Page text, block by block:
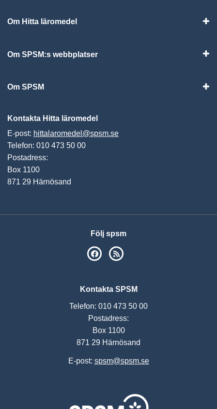
Om Hitta läromedel
Om SPSM:s webbplatser
Om SPSM
Kontakta Hitta läromedel
E-post: hittalaromedel@spsm.se
Telefon: 010 473 50 00
Postadress:
Box 1100
871 29 Härnösand
Följ spsm
SPSM på Facebook
Kontakta SPSM
Telefon: 010 473 50 00
Postadress:
Box 1100
871 29 Härnösand
E-post: spsm@spsm.se